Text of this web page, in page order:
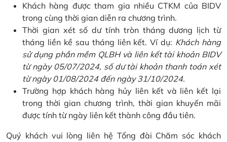
Khách hàng được tham gia nhiều CTKM của BIDV
trong cùng thời gian diễn ra chương trình.
Thời gian xét số dư tính tròn tháng dương lịch từ
tháng liền kề sau tháng liên kết. Ví dụ: Khách hàng
sử dụng phần mềm QLBH và liên kết tài khoản BIDV
từ ngày 05/07/2024, số dư tài khoản thanh toán xét
từ ngày 01/08/2024 đến ngày 31/10/2024.
Trường hợp khách hàng hủy liên kết và liên kết lại
trong thời gian chương trình, thời gian khuyến mãi
được tính từ ngày liên kết thành công đầu tiên.
Quý khách vui lòng liên hệ Tổng đài Chăm sóc khách